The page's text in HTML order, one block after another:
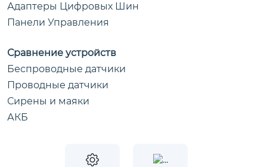
Адаптеры Цифровых Шин
Панели Управления
Сравнение устройств
Беспроводные датчики
Проводные датчики
Сирены и маяки
АКБ